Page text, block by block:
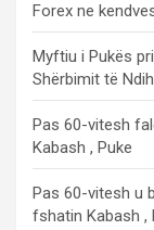
Forex ne
Myftiu i Pukës
Shërbimit të
Pas 60-vitesh
Kabash , Puke
Pas 60-vitesh u
fshatin Kabash ,